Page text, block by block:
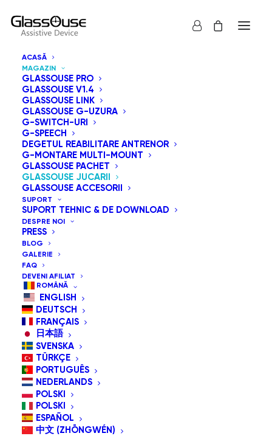
ACASĂ
MAGAZIN
GLASSOUSE PRO
GLASSOUSE V1.4
GLASSOUSE LINK
GLASSOUSE G-UZURA
G-SWITCH-URI
G-SPEECH
DEGETUL REABILITARE ANTRENOR
G-MONTARE MULTI-MOUNT
GLASSOUSE PACHET
GLASSOUSE JUCARII
GLASSOUSE ACCESORII
SUPORT
SUPORT TEHNIC & DE DOWNLOAD
DESPRE NOI
PRESS
BLOG
GALERIE
FAQ
DEVENI AFILIAT
ROMÂNĂ
ENGLISH
DEUTSCH
FRANÇAIS
日本語
SVENSKA
TÜRKÇE
PORTUGUÊS
NEDERLANDS
POLSKI
POLSKI
ESPAÑOL
中文 (ZHŌNGWÉN)
Jucăriile GlassOuse reprezintă o serie de jucării
adaptate pentru comenzi cu comutator, care pot
înregistra, reda muzică, dansa sau efectua orice
combinație dintre aceste trei acțiuni. Acestea sunt
controlate prin intermediul unui comutator adaptiv
GlassOuse conectat, din seria G-Switch.
Sortează după popularitatea vânzărilor
Sortează după cele mai recente
Sortează după preț: de la mic la mare
Sortează după preț: de la mare la mic